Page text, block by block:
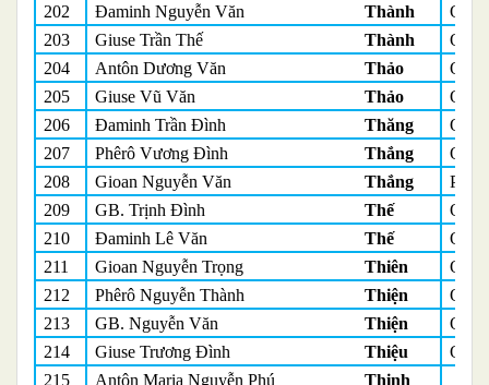
202
Đaminh Nguyễn Văn Thành
203
Giuse Trần Thế Thành
204
Antôn Dương Văn Thảo
205
Giuse Vũ Văn Thảo
206
Đaminh Trần Đình Thăng
207
Phêrô Vương Đình Thắng
208
Gioan Nguyễn Văn Thắng
Phó
209
GB. Trịnh Đình Thế
210
Đaminh Lê Văn Thế
211
Gioan Nguyễn Trọng Thiên
212
Phêrô Nguyễn Thành Thiện
213
GB. Nguyễn Văn Thiện
214
Giuse Trương Đình Thiệu
215
Antôn Maria Nguyễn Phú Thịnh